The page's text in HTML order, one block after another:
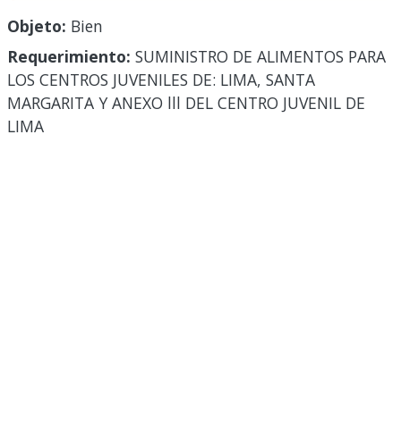
Objeto: Bien
Requerimiento: SUMINISTRO DE ALIMENTOS PARA
LOS CENTROS JUVENILES DE: LIMA, SANTA
MARGARITA Y ANEXO lll DEL CENTRO JUVENIL DE
LIMA